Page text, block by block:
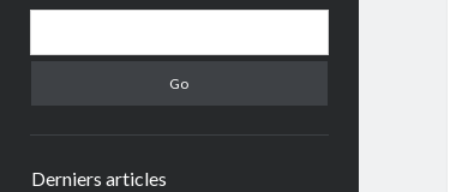
Derniers articles